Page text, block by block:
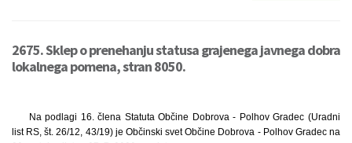
2675. Sklep o prenehanju statusa grajenega javnega dobra
lokalnega pomena, stran 8050.
Na podlagi 16. člena Statuta Občine Dobrova - Polhov Gradec (Uradni
list RS, št. 26/12, 43/19) je Občinski svet Občine Dobrova - Polhov Gradec na